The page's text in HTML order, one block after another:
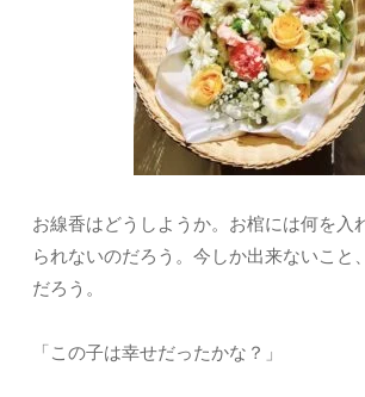
お線香はどうしようか。お棺には何を入
られないのだろう。今しか出来ないこと
だろう。
「この子は幸せだったかな？」